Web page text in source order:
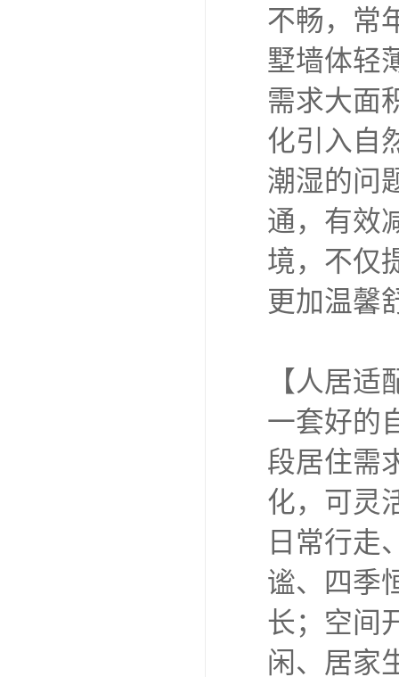
不畅，常
墅墙体轻
需求大面
化引入自
潮湿的问
通，有效
境，不仅
更加温馨
【人居适
一套好的
段居住需
化，可灵
日常行走
谧、四季
长；空间
闲、居家